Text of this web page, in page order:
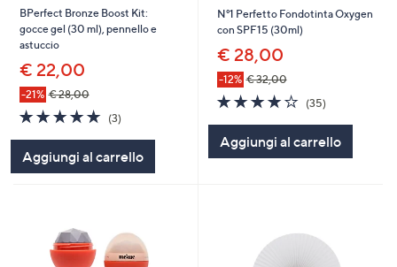
BPerfect Bronze Boost Kit:
gocce gel (30 ml), pennello e
astuccio
€ 22,00
-21% € 28,00
4.7
of
Stars
(3)3
Aggiungi al carrello
N°1 Perfetto Fondotinta Oxygen
con SPF15 (30ml)
€ 28,00
-12% € 32,00
4.1
of
Stars
(35)35
Aggiungi al carrello